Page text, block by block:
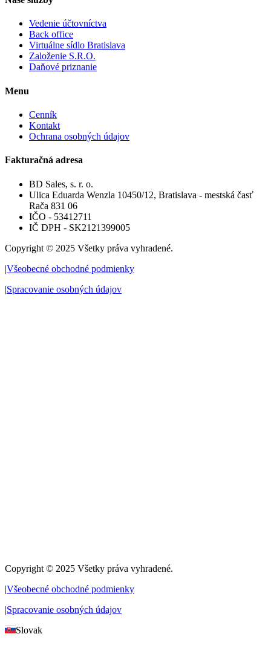
Vedenie účtovníctva
Back office
Virtuálne sídlo Bratislava
Založenie S.R.O.
Daňové priznanie
Menu
Cenník
Kontakt
Ochrana osobných údajov
Fakturačná adresa
BD Sales, s. r. o.
Ulica Eduarda Wenzla 10450/12, Bratislava - mestská časť
Rača 831 06
IČO - 53412711
IČ DPH - SK2121399005
Copyright © 2025 Všetky práva vyhradené.
|Všeobecné obchodné podmienky
|Spracovanie osobných údajov
Copyright © 2025 Všetky práva vyhradené.
|Všeobecné obchodné podmienky
|Spracovanie osobných údajov
Slovak